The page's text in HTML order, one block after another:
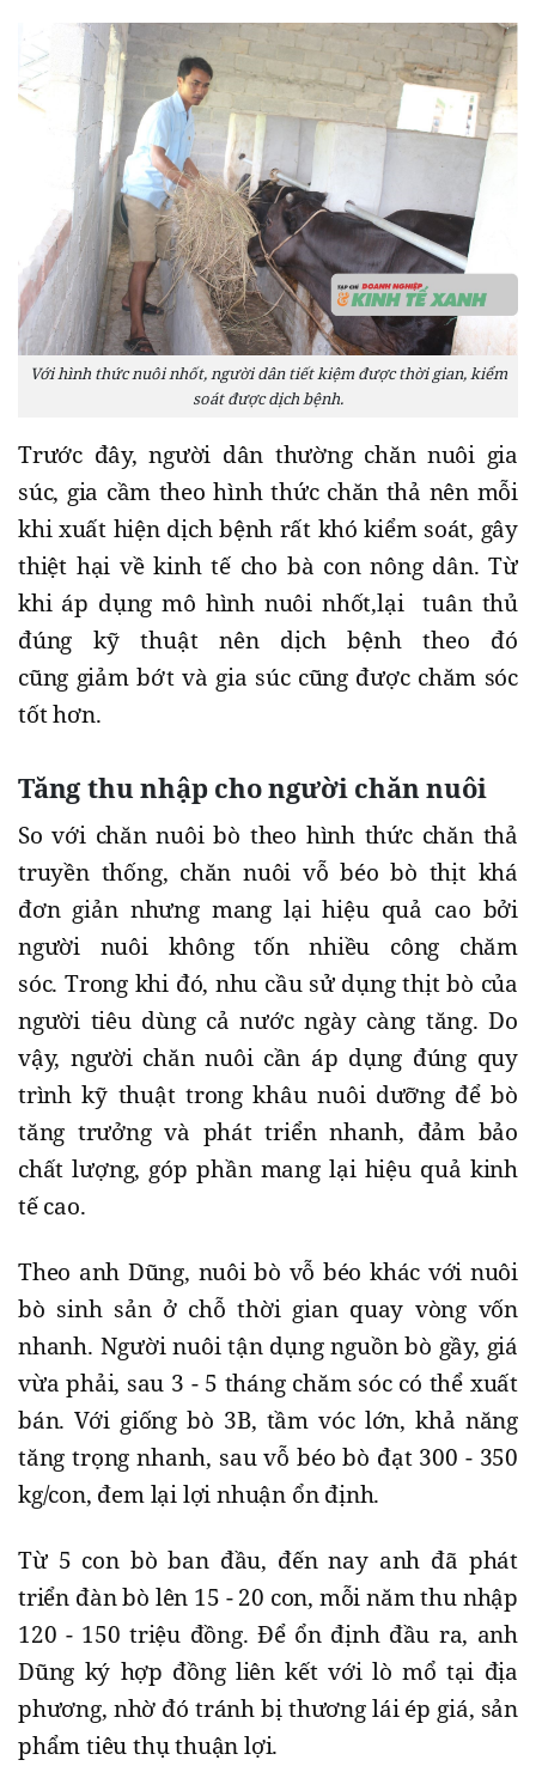
Với hình thức nuôi nhốt, người dân tiết kiệm được thời gian, kiểm
soát được dịch bệnh.
Trước đây, người dân thường chăn nuôi gia
súc, gia cầm theo hình thức chăn thả nên mỗi
khi xuất hiện dịch bệnh rất khó kiểm soát, gây
thiệt hại về kinh tế cho bà con nông dân. Từ
khi áp dụng mô hình nuôi nhốt,lại tuân thủ
đúng kỹ thuật nên dịch bệnh theo đó
cũng giảm bớt và gia súc cũng được chăm sóc
tốt hơn.
Tăng thu nhập cho người chăn nuôi
So với chăn nuôi bò theo hình thức chăn thả
truyền thống, chăn nuôi vỗ béo bò thịt khá
đơn giản nhưng mang lại hiệu quả cao bởi
người nuôi không tốn nhiều công chăm
sóc. Trong khi đó, nhu cầu sử dụng thịt bò của
người tiêu dùng cả nước ngày càng tăng. Do
vậy, người chăn nuôi cần áp dụng đúng quy
trình kỹ thuật trong khâu nuôi dưỡng để bò
tăng trưởng và phát triển nhanh, đảm bảo
chất lượng, góp phần mang lại hiệu quả kinh
tế cao.
Theo anh Dũng, nuôi bò vỗ béo khác với nuôi
bò sinh sản ở chỗ thời gian quay vòng vốn
nhanh. Người nuôi tận dụng nguồn bò gầy, giá
vừa phải, sau 3 - 5 tháng chăm sóc có thể xuất
bán. Với giống bò 3B, tầm vóc lớn, khả năng
tăng trọng nhanh, sau vỗ béo bò đạt 300 - 350
kg/con, đem lại lợi nhuận ổn định.
Từ 5 con bò ban đầu, đến nay anh đã phát
triển đàn bò lên 15 - 20 con, mỗi năm thu nhập
120 - 150 triệu đồng. Để ổn định đầu ra, anh
Dũng ký hợp đồng liên kết với lò mổ tại địa
phương, nhờ đó tránh bị thương lái ép giá, sản
phẩm tiêu thụ thuận lợi.